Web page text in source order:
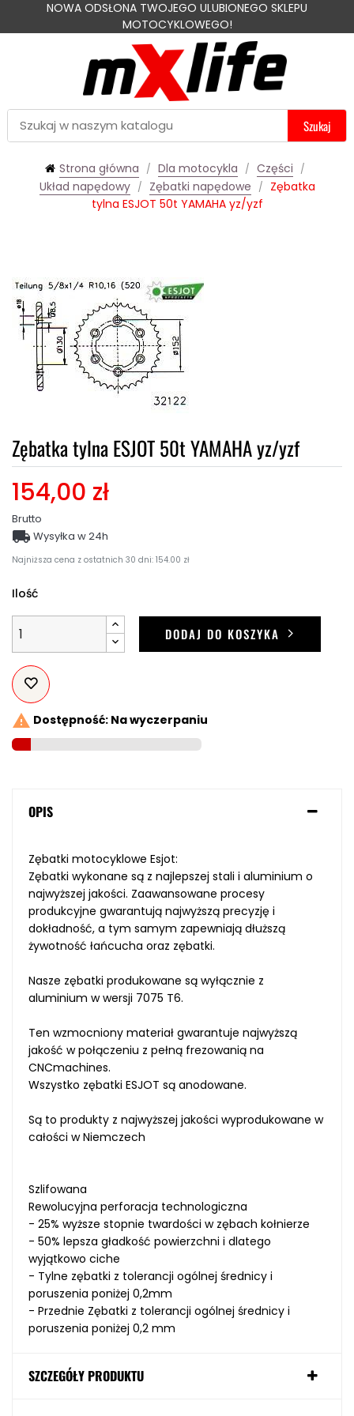
NOWA ODSŁONA TWOJEGO ULUBIONEGO SKLEPU
MOTOCYKLOWEGO!
Szukaj
Strona główna Dla motocykla
Części
Układ napędowy
Zębatki napędowe
Zębatka
tylna ESJOT 50t YAMAHA yz/yzf
Zębatka tylna ESJOT 50t YAMAHA yz/yzf
154,00 zł
Brutto
Najniższa cena z ostatnich 30 dni: 154.00 zł
 Wysyłka w 24h
Ilość
DODAJ DO KOSZYKA
 Dostępność: Na wyczerpaniu
OPIS
Zębatki motocyklowe Esjot:
Zębatki wykonane są z najlepszej stali i aluminium o
najwyższej jakości. Zaawansowane procesy
produkcyjne gwarantują najwyższą precyzję i
dokładność, a tym samym zapewniają dłuższą
żywotność łańcucha oraz zębatki.
Nasze zębatki produkowane są wyłącznie z
aluminium w wersji 7075 T6.
Ten wzmocniony materiał gwarantuje najwyższą
jakość w połączeniu z pełną frezowanią na
CNCmachines.
Wszystko zębatki ESJOT są anodowane.
Są to produkty z najwyższej jakości wyprodukowane w
całości wNiemczech
Szlifowana
Rewolucyjna perforacja technologiczna
- 25% wyższe stopnie twardości w zębach kołnierze
- 50% lepsza gładkość powierzchni i dlatego
wyjątkowo ciche
- Tylne zębatki z tolerancji ogólnej średnicy i
poruszenia poniżej 0,2mm
- Przednie Zębatki z tolerancji ogólnej średnicy i
poruszenia poniżej 0,2 mm
SZCZEGÓŁY PRODUKTU